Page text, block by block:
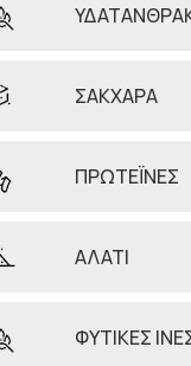
ΣΑΚΧΑΡΑ
ΠΡΩΤΕΪΝΕΣ
ΑΛΑΤΙ
ΦΥΤΙΚΕΣ